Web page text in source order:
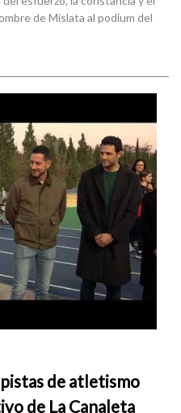
de Mislata al podium del
de atletismo
de La Canaleta